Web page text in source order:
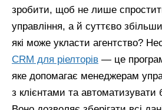
зробити, щоб не лише
управління, а й суттєво
які може укласти агентство?
CRM для ріелторів — це
яке допомагає менеджерам
з клієнтами та автоматизувати